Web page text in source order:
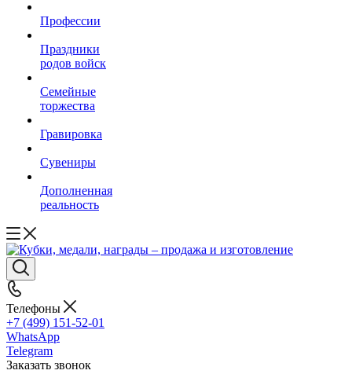
Профессии
Праздники
родов войск
Семейные
торжества
Гравировка
Сувениры
Дополненная
реальность
Телефоны
+7 (499) 151-52-01
WhatsApp
Telegram
Заказать звонок